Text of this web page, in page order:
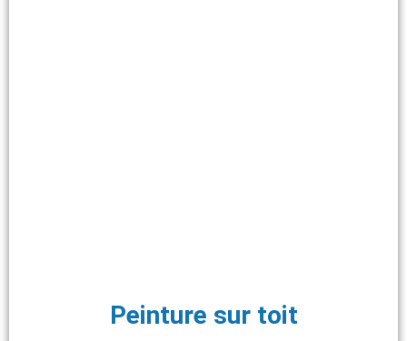
Peinture sur toit